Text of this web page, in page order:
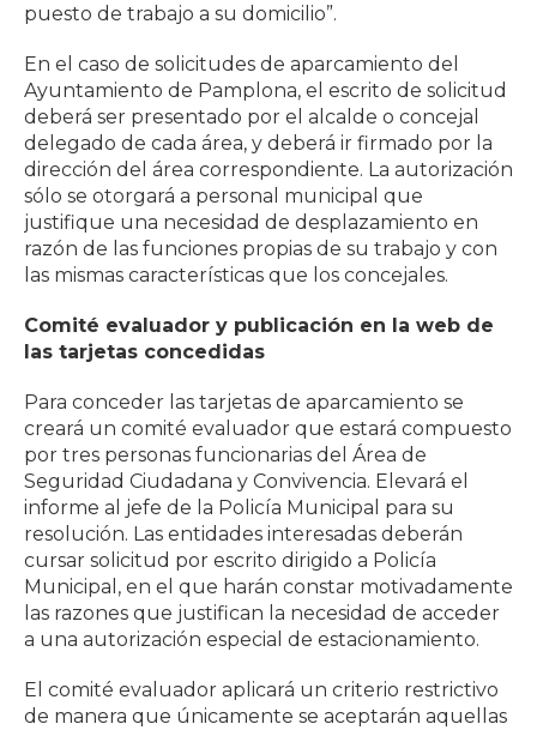
puesto de trabajo a su domicilio”.
En el caso de solicitudes de aparcamiento del
Ayuntamiento de Pamplona, el escrito de solicitud
deberá ser presentado por el alcalde o concejal
delegado de cada área, y deberá ir firmado por la
dirección del área correspondiente. La autorización
sólo se otorgará a personal municipal que
justifique una necesidad de desplazamiento en
razón de las funciones propias de su trabajo y con
las mismas características que los concejales.
Comité evaluador y publicación en la web de
las tarjetas concedidas
Para conceder las tarjetas de aparcamiento se
creará un comité evaluador que estará compuesto
por tres personas funcionarias del Área de
Seguridad Ciudadana y Convivencia. Elevará el
informe al jefe de la Policía Municipal para su
resolución. Las entidades interesadas deberán
cursar solicitud por escrito dirigido a Policía
Municipal, en el que harán constar motivadamente
las razones que justifican la necesidad de acceder
a una autorización especial de estacionamiento.
El comité evaluador aplicará un criterio restrictivo
de manera que únicamente se aceptarán aquellas